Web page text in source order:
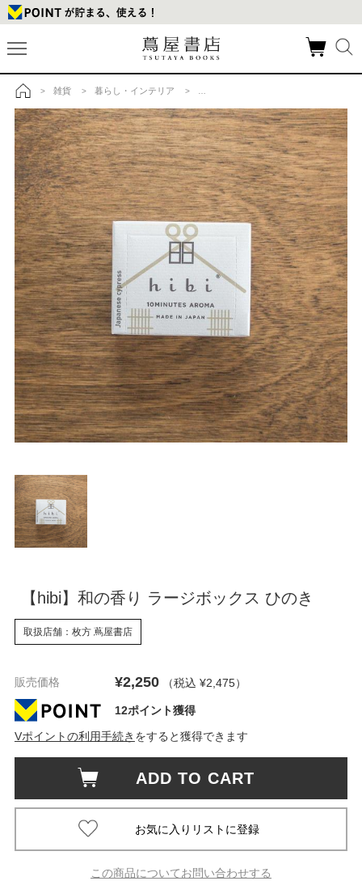
トップ
> 雑貨 > 暮らし・インテリア >
【hibi】和の香り ラージボックス ひのき
取扱店舗：枚方 蔦屋書店
販売価格 ¥2,250 （税込 ¥2,475）
12ポイント獲得
Vポイントの利用手続き をすると獲得できます
ADD TO CART
この商品についてお問い合わせする